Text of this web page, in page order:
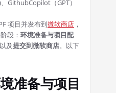
GithubCopilot（GPT）
项目并发布到微软商店 ，
段： 环境准备与项目配
以及提交到微软商店。以下
准备与项目